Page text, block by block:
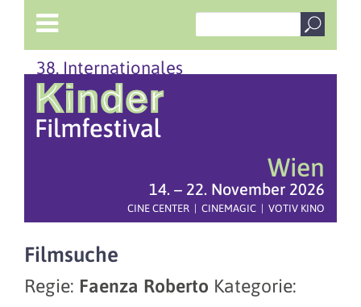
38. Internationales
Wien
14. – 22. November 2026
CINE CENTER | CINEMAGIC | VOTIV KINO
Filmsuche
Regie: Faenza Roberto Kategorie: